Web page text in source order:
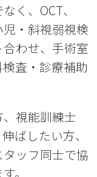
く、OCT、
児・斜視弱視検
わせ、手術室
査・診療補助
視能訓練士
ばしたい方、
ッフ同士で協
。